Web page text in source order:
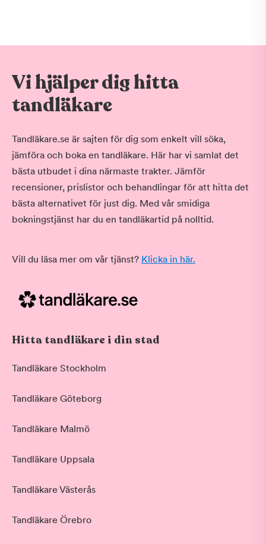
Vi hjälper dig hitta
tandläkare
Tandläkare.se är sajten för dig som enkelt vill söka,
jämföra och boka en tandläkare. Här har vi samlat det
bästa utbudet i dina närmaste trakter. Jämför
recensioner, prislistor och behandlingar för att hitta det
bästa alternativet för just dig. Med vår smidiga
bokningstjänst har du en tandläkartid på nolltid.
Vill du läsa mer om vår tjänst? Klicka in här.
Hitta tandläkare i din stad
Tandläkare Stockholm
Tandläkare Göteborg
Tandläkare Malmö
Tandläkare Uppsala
Tandläkare Västerås
Tandläkare Örebro